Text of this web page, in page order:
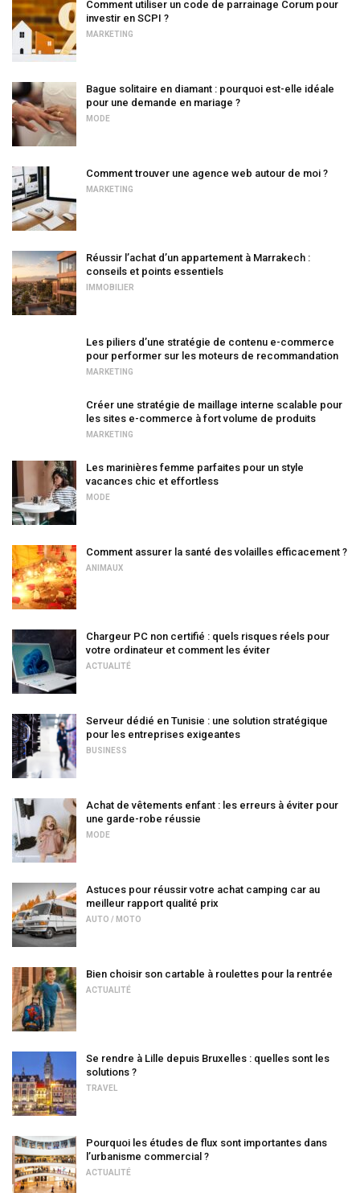
Comment utiliser un code de parrainage Corum pour
investir en SCPI ?
MARKETING
Bague solitaire en diamant : pourquoi est-elle idéale
pour une demande en mariage ?
MODE
Comment trouver une agence web autour de moi ?
MARKETING
Réussir l’achat d’un appartement à Marrakech :
conseils et points essentiels
IMMOBILIER
Les piliers d’une stratégie de contenu e-commerce
pour performer sur les moteurs de recommandation
MARKETING
Créer une stratégie de maillage interne scalable pour
les sites e-commerce à fort volume de produits
MARKETING
Les marinières femme parfaites pour un style
vacances chic et effortless
MODE
Comment assurer la santé des volailles efficacement ?
ANIMAUX
Chargeur PC non certifié : quels risques réels pour
votre ordinateur et comment les éviter
ACTUALITÉ
Serveur dédié en Tunisie : une solution stratégique
pour les entreprises exigeantes
BUSINESS
Achat de vêtements enfant : les erreurs à éviter pour
une garde-robe réussie
MODE
Astuces pour réussir votre achat camping car au
meilleur rapport qualité prix
AUTO / MOTO
Bien choisir son cartable à roulettes pour la rentrée
ACTUALITÉ
Se rendre à Lille depuis Bruxelles : quelles sont les
solutions ?
TRAVEL
Pourquoi les études de flux sont importantes dans
l’urbanisme commercial ?
ACTUALITÉ